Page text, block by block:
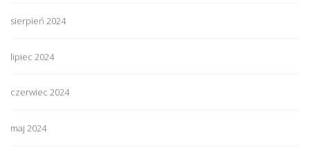
sierpień 2024
lipiec 2024
czerwiec 2024
maj 2024